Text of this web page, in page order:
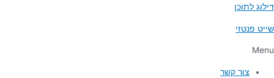
דילוג לתוכן
שייט פנטזי
Menu
צור קשר